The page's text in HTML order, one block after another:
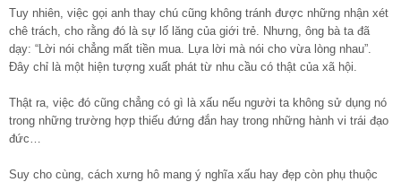
Tuy nhiên, việc gọi anh thay chú cũng không tránh được những nhận xét
chê trách, cho rằng đó là sự lố lăng của giới trẻ. Nhưng, ông bà ta đã
dạy: “Lời nói chẳng mất tiền mua. Lựa lời mà nói cho vừa lòng nhau”.
Đây chỉ là một hiện tượng xuất phát từ nhu cầu có thật của xã hội.
Thật ra, việc đó cũng chẳng có gì là xấu nếu người ta không sử dụng nó
trong những trường hợp thiếu đứng đắn hay trong những hành vi trái đạo
đức…
Suy cho cùng, cách xưng hô mang ý nghĩa xấu hay đẹp còn phụ thuộc